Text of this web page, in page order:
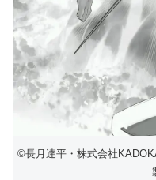
©長月達平・株式会社